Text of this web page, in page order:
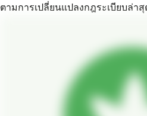
ตามการเปลี่ยนแปลงกฎระเบียบล่า